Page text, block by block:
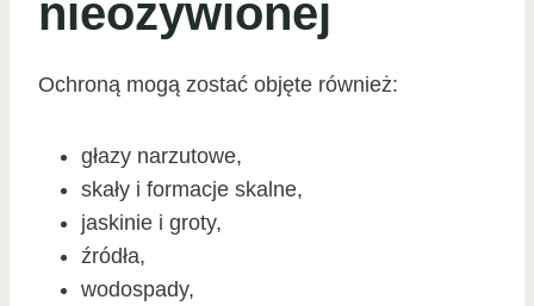
nieożywionej
Ochroną mogą zostać objęte również:
głazy narzutowe,
skały i formacje skalne,
jaskinie i groty,
źródła,
wodospady,